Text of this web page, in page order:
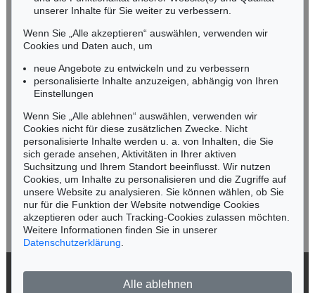
Nico Kassel, M.A.
Mobil: +49 (0)171 8618661
n.kassel@kettererkunst.de
Keine Auktion mehr verpassen!
Wir informieren Sie rechtzeitig.
Jetzt zum Newsletter anmelden >
unserer Inhalte für Sie weiter zu verbessern.
Wenn Sie „Alle akzeptieren“ auswählen, verwenden wir
Cookies und Daten auch, um
neue Angebote zu entwickeln und zu verbessern
personalisierte Inhalte anzuzeigen, abhängig von Ihren
Einstellungen
Wenn Sie „Alle ablehnen“ auswählen, verwenden wir
Cookies nicht für diese zusätzlichen Zwecke. Nicht
personalisierte Inhalte werden u. a. von Inhalten, die Sie
sich gerade ansehen, Aktivitäten in Ihrer aktiven
Suchsitzung und Ihrem Standort beeinflusst. Wir nutzen
Cookies, um Inhalte zu personalisieren und die Zugriffe auf
unsere Website zu analysieren. Sie können wählen, ob Sie
nur für die Funktion der Website notwendige Cookies
akzeptieren oder auch Tracking-Cookies zulassen möchten.
Weitere Informationen finden Sie in unserer
Datenschutzerklärung
Alle ablehnen